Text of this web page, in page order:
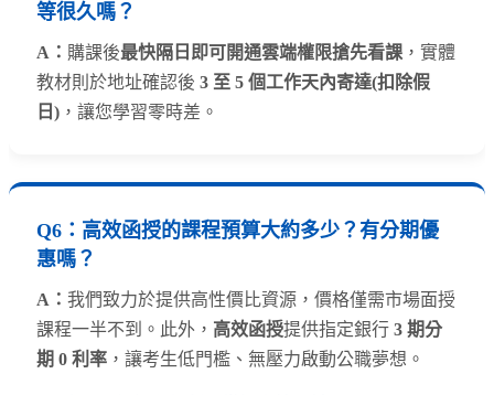
等很久嗎？
A： 購課後最快隔日即可開通雲端權限搶先看課 ，實體
教材則於地址確認後 3 至 5 個工作天內寄達(扣除假
日) ，讓您學習零時差。
Q6：高效函授的課程預算大約多少？有分期優
惠嗎？
A： 我們致力於提供高性價比資源，價格僅需市場面授
課程一半不到。此外， 高效函授提供指定銀行 3 期分
期 0 利率 ，讓考生低門檻、無壓力啟動公職夢想。